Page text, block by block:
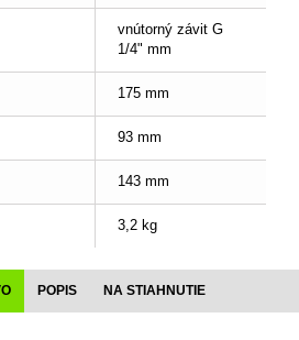
vnútorný závit G
1/4" mm
175 mm
93 mm
143 mm
3,2 kg
POPIS NA STIAHNUTIE